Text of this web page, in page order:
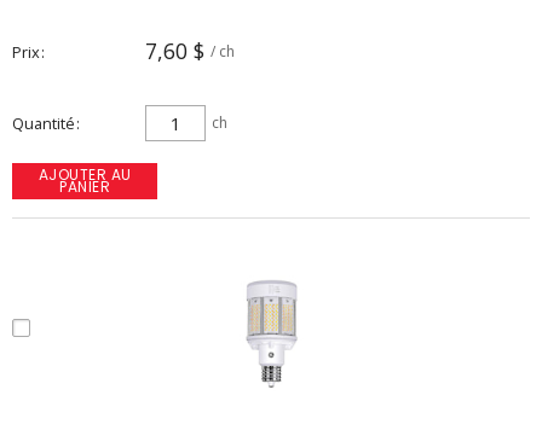
Prix 7,60 $ / ch
Quantité ch
AJOUTER AU
PANIER